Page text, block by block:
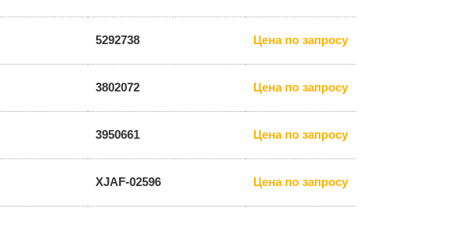
5292738 Цена по запросу
3802072 Цена по запросу
3950661 Цена по запросу
XJAF-02596 Цена по запросу